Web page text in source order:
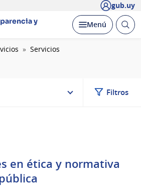
gub.uy
y
Desplegar
Menú Abrir
Servicios
Filtros
en ética y normativa